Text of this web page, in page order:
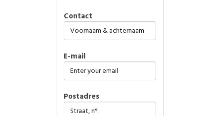
Contact
E-mail
Postadres